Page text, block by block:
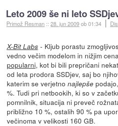
Leto 2009 še ni leto
Primož Resman ::28. jun 2009ob 01:34
X-Bit Labs- Kljub porastu
vedno večim modelom in nižjim
popularni, kot bi bili prepričani
od leta prodora SSDjev, saj bo
katerim se verjetno najlepše
%. Tudi pri netbookih, ki so v
pomnilnik, situacija ni preveč
približno 10 %, ostalih 90 % pa
večinoma v velikosti 160 GB.